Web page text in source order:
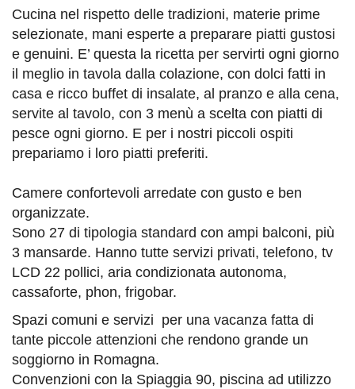
Cucina nel rispetto delle tradizioni, materie prime
selezionate, mani esperte a preparare piatti gustosi
e genuini. E’ questa la ricetta per servirti ogni giorno
il meglio in tavola dalla colazione, con dolci fatti in
casa e ricco buffet di insalate, al pranzo e alla cena,
servite al tavolo, con 3 menù a scelta con piatti di
pesce ogni giorno. E per i nostri piccoli ospiti
prepariamo i loro piatti preferiti.
Camere confortevoli arredate con gusto e ben
organizzate.
Sono 27 di tipologia standard con ampi balconi, più
3 mansarde. Hanno tutte servizi privati, telefono, tv
LCD 22 pollici, aria condizionata autonoma,
cassaforte, phon, frigobar.
Spazi comuni e servizi per una vacanza fatta di
tante piccole attenzioni che rendono grande un
soggiorno in Romagna.
Convenzioni con la Spiaggia 90, piscina ad utilizzo